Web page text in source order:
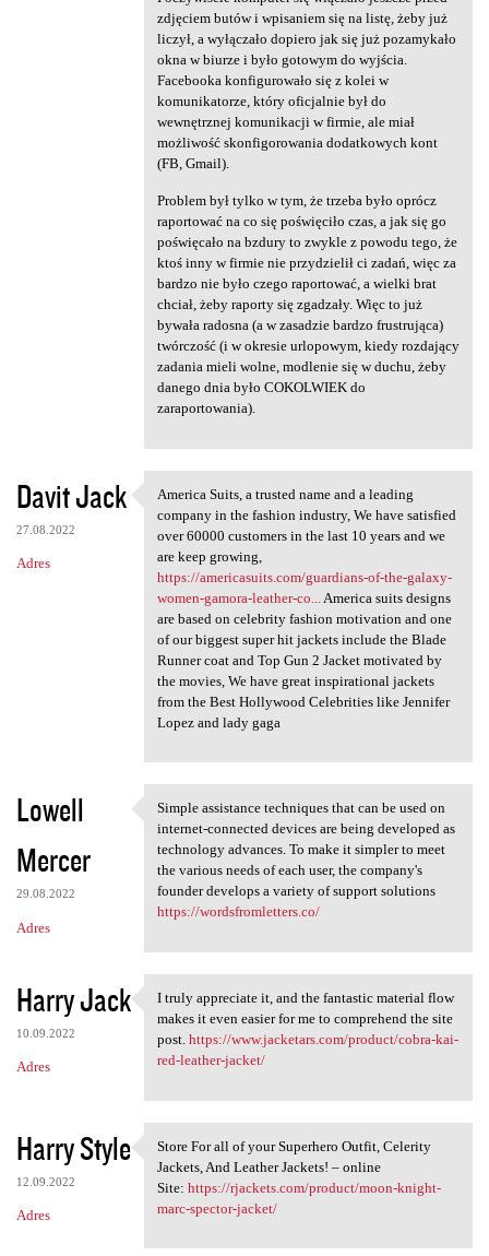
zdjęciem butów i wpisaniem się na listę, żeby już
liczył, a wyłączało dopiero jak się już pozamykało
okna w biurze i było gotowym do wyjścia.
Facebooka konfigurowało się z kolei w
komunikatorze, który oficjalnie był do
wewnętrznej komunikacji w firmie, ale miał
możliwość skonfigorowania dodatkowych kont
(FB, Gmail).
Problem był tylko w tym, że trzeba było oprócz
raportować na co się poświęciło czas, a jak się go
poświęcało na bzdury to zwykle z powodu tego, że
ktoś inny w firmie nie przydzielił ci zadań, więc za
bardzo nie było czego raportować, a wielki brat
chciał, żeby raporty się zgadzały. Więc to już
bywała radosna (a w zasadzie bardzo frustrująca)
twórczość (i w okresie urlopowym, kiedy rozdający
zadania mieli wolne, modlenie się w duchu, żeby
danego dnia było COKOLWIEK do
zaraportowania).
Davit Jack
27.08.2022
Adres
America Suits, a trusted name
America Suits, a trusted name and a leading
company in the fashion industry, We have satisfied
over 60000 customers in the last 10 years and we
are keep growing,
https://americasuits.com/guardians-of-the-galaxy-
women-gamora-leather-co...
America suits designs
are based on celebrity fashion motivation and one
of our biggest super hit jackets include the Blade
Runner coat and Top Gun 2 Jacket motivated by
the movies, We have great inspirational jackets
from the Best Hollywood Celebrities like Jennifer
Lopez and lady gaga
Lowell
Mercer
29.08.2022
Adres
Simple assistance techniques
Simple assistance techniques that can be used on
internet-connected devices are being developed as
technology advances. To make it simpler to meet
the various needs of each user, the company's
founder develops a variety of support solutions
https://wordsfromletters.co/
Harry Jack
10.09.2022
Adres
I truly appreciate it, and
I truly appreciate it, and the fantastic material flow
makes it even easier for me to comprehend the site
post. https://www.jacketars.com/product/cobra-kai-
red-leather-jacket/
Harry Style
12.09.2022
Adres
Store For all of your
Store For all of your Superhero Outfit, Celerity
Jackets, And Leather Jackets! – online
Site: https://rjackets.com/product/moon-knight-
marc-spector-jacket/